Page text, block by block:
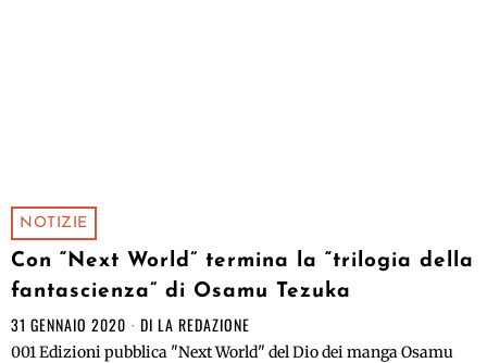
NOTIZIE
Con “Next World” termina la “trilogia della
fantascienza” di Osamu Tezuka
31 GENNAIO 2020 DI LA REDAZIONE
001 Edizioni pubblica "Next World" del Dio dei manga Osamu